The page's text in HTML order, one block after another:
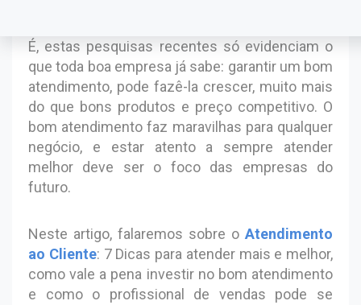
É, estas pesquisas recentes só evidenciam o
que toda boa empresa já sabe: garantir um bom
atendimento, pode fazê-la crescer, muito mais
do que bons produtos e preço competitivo. O
bom atendimento faz maravilhas para qualquer
negócio, e estar atento a sempre atender
melhor deve ser o foco das empresas do
futuro.
Neste artigo, falaremos sobre o Atendimento
ao Cliente: 7 Dicas para atender mais e melhor,
como vale a pena investir no bom atendimento
e como o profissional de vendas pode se